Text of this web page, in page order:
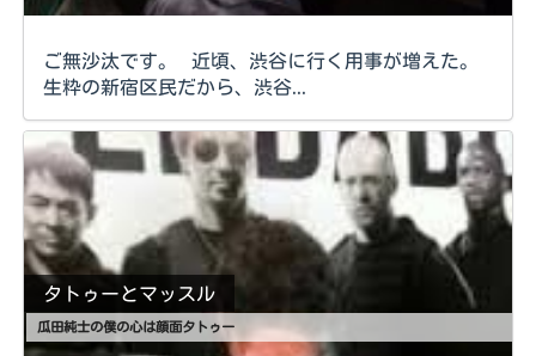
ご無沙汰です。 近頃、渋谷に行く用事が増えた。
生粋の新宿区民だから、渋谷...
タトゥーとマッスル
瓜田純士の僕の心は顔面タトゥー